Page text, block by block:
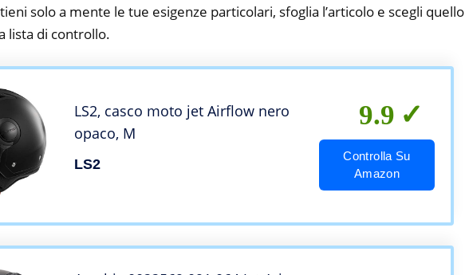
solo a mente le tue esigenze particolari, sfoglia l’articolo e scegli quello
lista di controllo.
LS2, casco moto jet Airflow nero
opaco, M
LS2
9.9
Controlla Su
Amazon